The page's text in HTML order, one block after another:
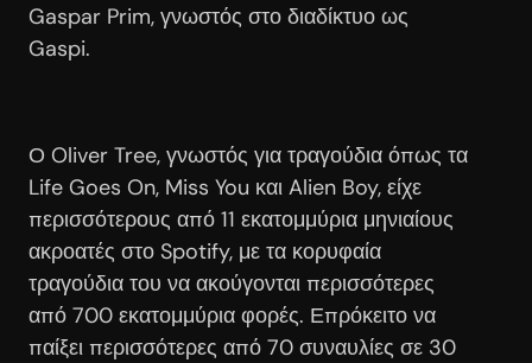
Gaspar Prim, γνωστός στο διαδίκτυο ως
Gaspi.
Ο Oliver Tree, γνωστός για τραγούδια όπως τα
Life Goes On, Miss You και Alien Boy, είχε
περισσότερους από 11 εκατομμύρια μηνιαίους
ακροατές στο Spotify, με τα κορυφαία
τραγούδια του να ακούγονται περισσότερες
από 700 εκατομμύρια φορές. Επρόκειτο να
παίξει περισσότερες από 70 συναυλίες σε 30